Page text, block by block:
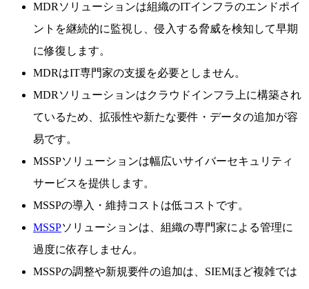
MDRソリューションは組織のITインフラのエンドポイ
ントを継続的に監視し、侵入する脅威を検知して早期
に修復します。
MDRはIT専門家の支援を必要としません。
MDRソリューションはクラウドインフラ上に構築され
ているため、拡張性や新たな要件・データの追加が容
易です。
MSSPソリューションは幅広いサイバーセキュリティ
サービスを提供します。
MSSPの導入・維持コストは低コストです。
MSSPソリューションは、組織の専門家による管理に
過度に依存しません。
MSSPの調整や新規要件の追加は、SIEMほど複雑では